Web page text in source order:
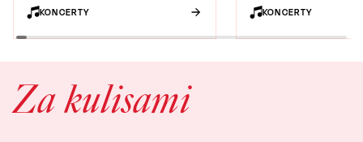
KONCERTY KONCERTY
Za kulisami